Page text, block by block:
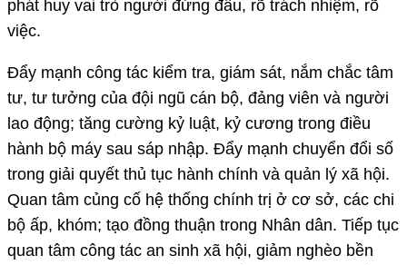
phát huy vai trò người đứng đầu, rõ trách nhiệm, rõ
việc.
Đẩy mạnh công tác kiểm tra, giám sát, nắm chắc tâm
tư, tư tưởng của đội ngũ cán bộ, đảng viên và người
lao động; tăng cường kỷ luật, kỷ cương trong điều
hành bộ máy sau sáp nhập. Đẩy mạnh chuyển đổi số
trong giải quyết thủ tục hành chính và quản lý xã hội.
Quan tâm củng cố hệ thống chính trị ở cơ sở, các chi
bộ ấp, khóm; tạo đồng thuận trong Nhân dân. Tiếp tục
quan tâm công tác an sinh xã hội, giảm nghèo bền